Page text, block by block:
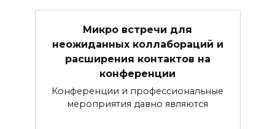
Микро встречи для
неожиданных коллабораций и
расширения контактов на
конференции
Конференции и профессиональные
мероприятия давно являются